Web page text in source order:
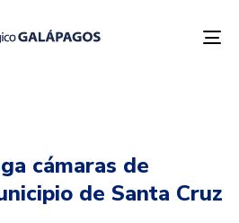
cámaras de
de Santa Cruz